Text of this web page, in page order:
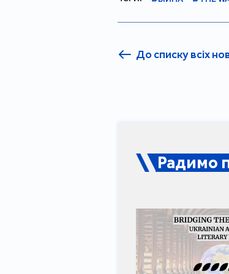
До списку всіх
Радимо